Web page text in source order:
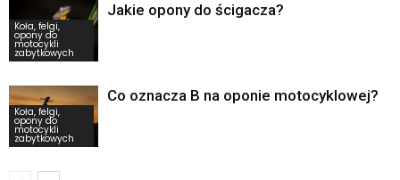
Koła, felgi,
opony do
motocykli
zabytkowych
Jakie opony do ścigacza?
Koła, felgi,
opony do
motocykli
zabytkowych
Co oznacza B na oponie motocyklowej?